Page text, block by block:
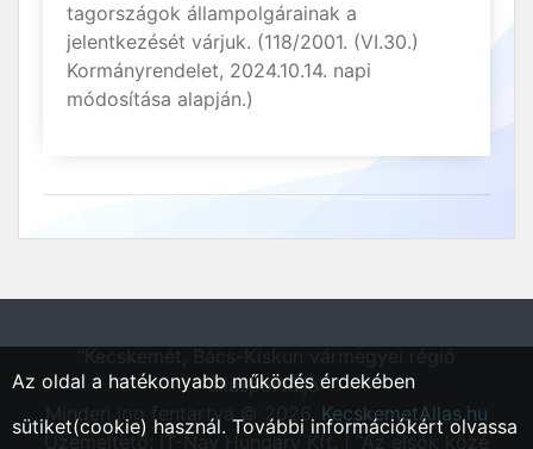
tagországok állampolgárainak a
jelentkezését várjuk. (118/2001. (VI.30.)
Kormányrendelet, 2024.10.14. napi
módosítása alapján.)
állásportálja"
Minden jog fentartva © 2026. KecskemetAllas.hu
Üzemeltető: IT-Nav Hungary Kft. | "Az elsők közé
Az oldal a hatékonyabb működés érdekében
sütiket(cookie) használ. További információkért olvassa